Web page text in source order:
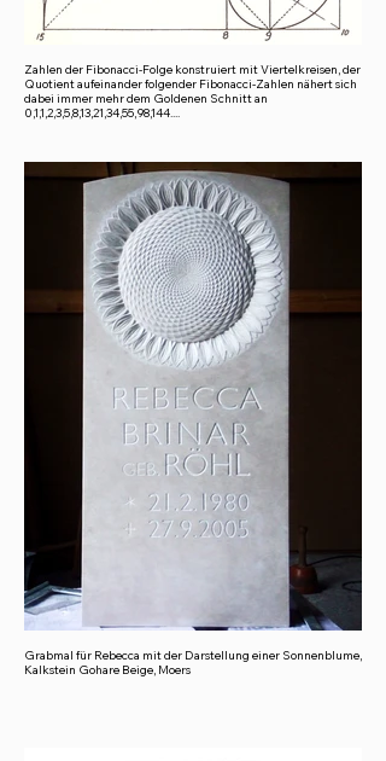
Zahlen der Fibonacci-Folge konstruiert mit Viertelkreisen, der
Quotient aufeinander folgender Fibonacci-Zahlen nähert sich
dabei immer mehr dem Goldenen Schnitt an
0,1,1,2,3,5,8,13,21,34,55,98,144....
Grabmal für Rebecca mit der Darstellung einer Sonnenblume,
Kalkstein Gohare Beige, Moers